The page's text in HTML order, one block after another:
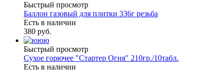
Быстрый просмотр
Баллон газовый для плитки 336г резьба
Есть в наличии
380 руб.
Быстрый просмотр
Сухое горючее "Стартер Огня" 210гр./10табл.
Есть в наличии